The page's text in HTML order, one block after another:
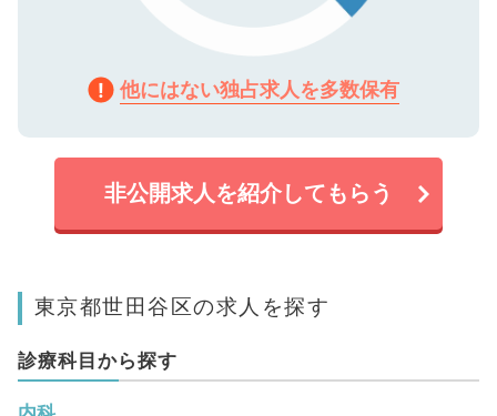
他にはない独占求人を多数保有
非公開求人を紹介してもらう
東京都世田谷区の求人を探す
診療科目から探す